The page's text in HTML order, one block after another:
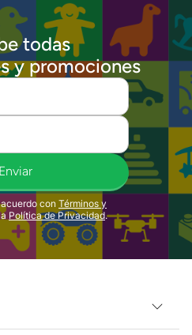
todas
y promociones
Enviar
con Términos y
Política de Privacidad.